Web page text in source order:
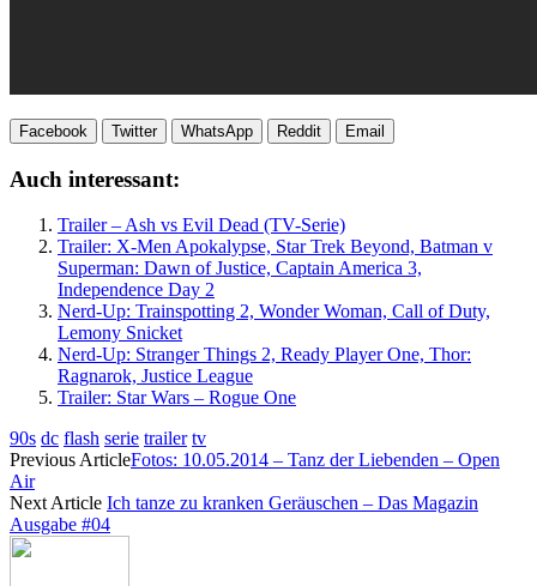
Facebook Twitter WhatsApp Reddit Email
Auch interessant:
Trailer – Ash vs Evil Dead (TV-Serie)
Trailer: X-Men Apokalypse, Star Trek Beyond, Batman v
Superman: Dawn of Justice, Captain America 3,
Independence Day 2
Nerd-Up: Trainspotting 2, Wonder Woman, Call of Duty,
Lemony Snicket
Nerd-Up: Stranger Things 2, Ready Player One, Thor:
Ragnarok, Justice League
Trailer: Star Wars – Rogue One
90s dc flash serie trailer tv
Previous ArticleFotos: 10.05.2014 – Tanz der Liebenden – Open
Air
Next Article Ich tanze zu kranken Geräuschen – Das Magazin
Ausgabe #04